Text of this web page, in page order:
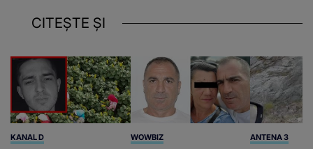
CITEȘTE ȘI
KANAL D WOWBIZ ANTENA 3